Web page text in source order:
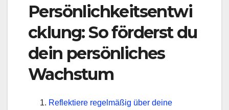
Persönlichkeitsentwi
cklung: So förderst du
dein persönliches
Wachstum
Reflektiere regelmäßig über deine